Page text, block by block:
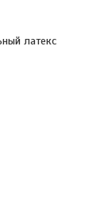
латекс